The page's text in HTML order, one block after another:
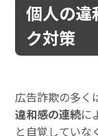
個人の違
ク対策
広告詐欺の多く
違和感の連続に
と自覚していな